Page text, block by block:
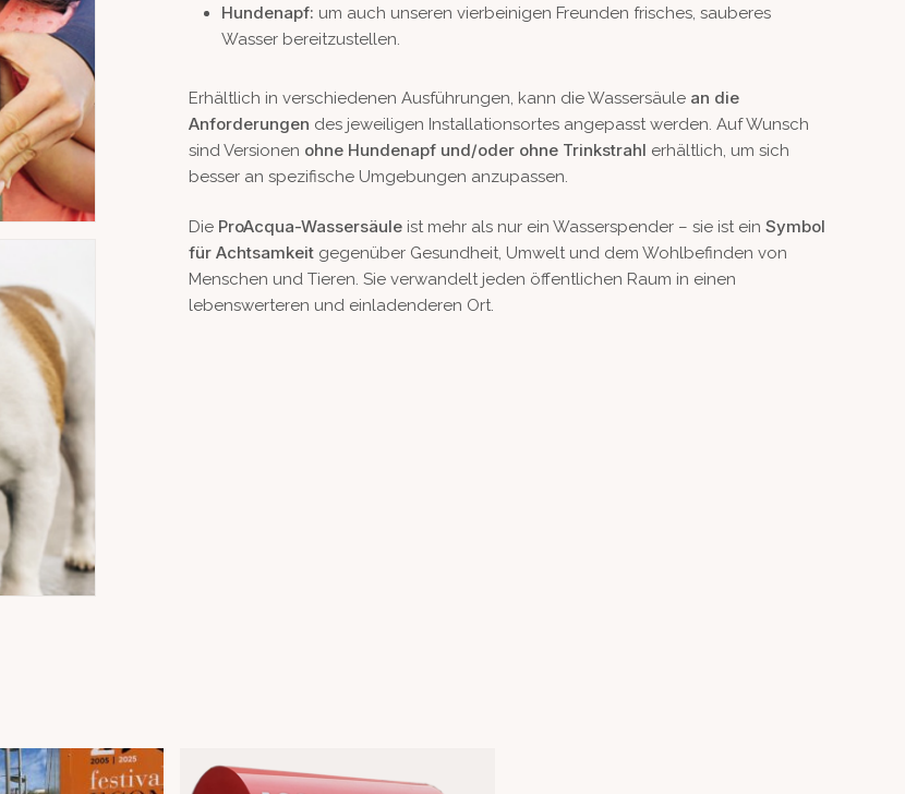
Hundenapf: um auch unseren vierbeinigen Freunden frisches, sauberes
Wasser bereitzustellen.
Erhältlich in verschiedenen Ausführungen, kann die Wassersäule an die
Anforderungen des jeweiligen Installationsortes angepasst werden. Auf Wunsch
sind Versionen ohne Hundenapf und/oder ohne Trinkstrahl erhältlich, um sich
besser an spezifische Umgebungen anzupassen.
Die ProAcqua-Wassersäule ist mehr als nur ein Wasserspender – sie ist ein Symbol
für Achtsamkeit gegenüber Gesundheit, Umwelt und dem Wohlbefinden von
Menschen und Tieren. Sie verwandelt jeden öffentlichen Raum in einen
lebenswerteren und einladenderen Ort.